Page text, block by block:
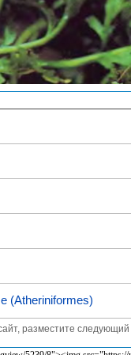
(Atheriniformes)
разместите следующий